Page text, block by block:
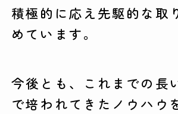
積極的に応え先駆的な取
めています。
今後とも、これまでの長
で培われてきたノウハウ